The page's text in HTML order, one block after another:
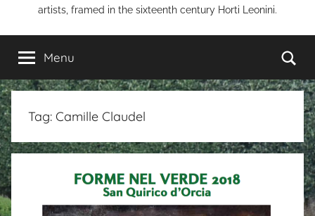
artists, framed in the sixteenth century Horti Leonini.
Menu
Tag: Camille Claudel